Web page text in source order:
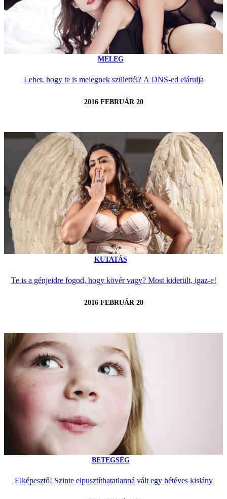
MELEG
Lehet, hogy te is melegnek születtél? A DNS-ed elárulja
2016 FEBRUÁR 20
KUTATÁS
Te is a génjeidre fogod, hogy kövér vagy? Most kiderült, igaz-e!
2016 FEBRUÁR 20
BETEGSÉG
Elképesztő! Szinte elpusztíthatatlanná vált egy hétéves kislány